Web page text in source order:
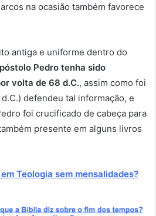
na ocasião também favorece
antiga e uniforme dentro do
Pedro tenha sido
volta de 68 d.C., assim como foi
defendeu tal informação, e
foi crucificado de cabeça para
presente em alguns livros
Teologia sem mensalidades?